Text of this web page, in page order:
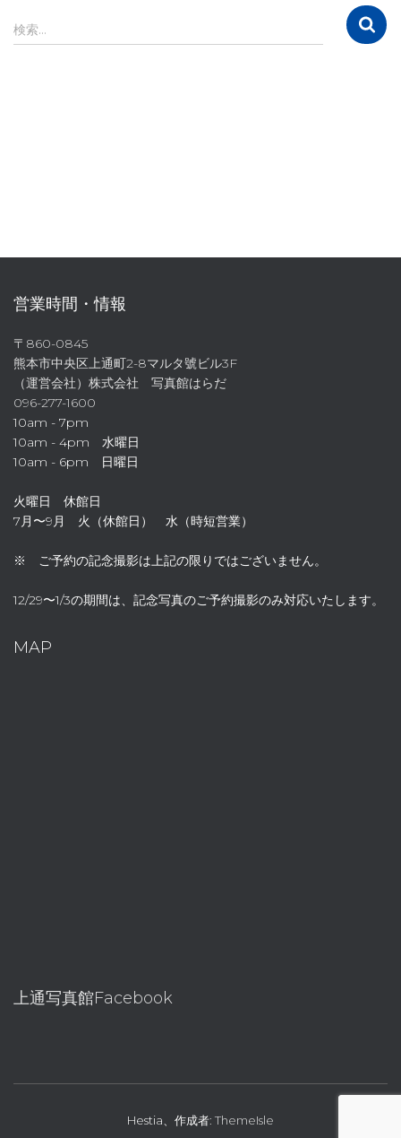
イ
ブ
検
索
検索…
営業時間・情報
〒860-0845
熊本市中央区上通町2-8マルタ號ビル3F
（運営会社）株式会社 写真館はらだ
096-277-1600
10am - 7pm
10am - 4pm 水曜日
10am - 6pm 日曜日
火曜日 休館日
7月〜9月 火（休館日） 水（時短営業）
※ ご予約の記念撮影は上記の限りではございません。
12/29〜1/3の期間は、記念写真のご予約撮影のみ対応いたします。
MAP
上通写真館Facebook
Hestia、作成者: ThemeIsle